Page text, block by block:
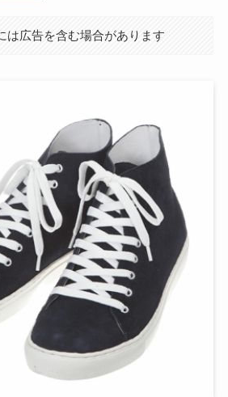
は広告を含む場合があります